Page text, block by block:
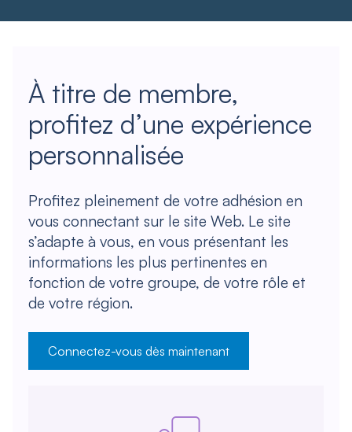
À titre de membre,
profitez d’une expérience
personnalisée
Profitez pleinement de votre adhésion en
vous connectant sur le site Web. Le site
s’adapte à vous, en vous présentant les
informations les plus pertinentes en
fonction de votre groupe, de votre rôle et
de votre région.
Connectez-vous dès maintenant